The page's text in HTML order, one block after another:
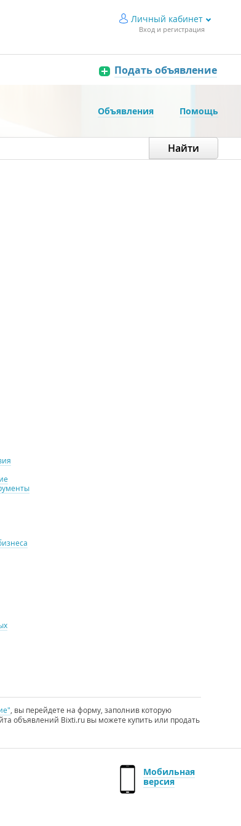
Личный кабинет
Вход и регистрация
Подать объявление
Объявления Помощь
, вы перейдете на форму, заполнив которую
объявлений Bixti.ru вы можете купить или продать
Мобильная
версия